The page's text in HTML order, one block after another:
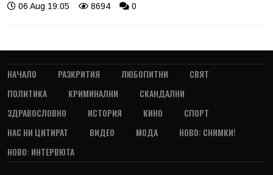
06 Aug 19:05 8694 0
НАЧАЛО РАЗКРИТИЯ ЛЮБОПИТНИ
СВЯТ
ПОЛИТИКА
КРИМИНАЛНИ
СКАНДАЛНИ
ЗДРАВОСЛОВНО
ИСТОРИЯ КИНО
СПОРТ
НАС НИ ЦИТИРАТ
ВИДЕО МОДА
НОВО: СНИМКИ!
НОВО: ИНТЕРВЮТА